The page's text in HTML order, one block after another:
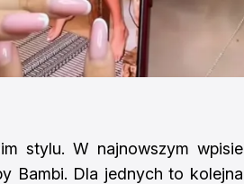
stylu. W najnowszym wpisie
Bambi. Dla jednych to kolejna